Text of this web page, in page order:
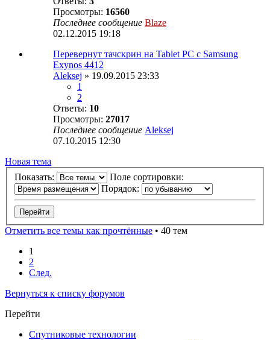
Просмотры: 16560
Последнее сообщение Blaze
02.12.2015 19:18
Перевернут тачскрин на Tablet PC с Samsung
Exynos 4412
Aleksej » 19.09.2015 23:33
1
2
Ответы: 10
Просмотры: 27017
Последнее сообщение Aleksej
07.10.2015 12:30
Новая тема
Показать:
Поле сортировки:
Порядок:
Отметить все темы как прочтённые • 40 тем
1
2
След.
Вернуться к списку форумов
Перейти
Спутниковые технологии